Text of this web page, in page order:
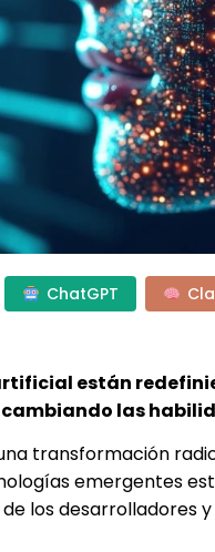
ChatGPT
están
las
transformación
emergentes
los desarrolladores